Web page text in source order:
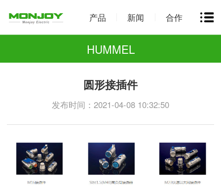
产品 新闻 合作
HUMMEL
圆形接插件
发布时间：2021-04-08 10:32:50